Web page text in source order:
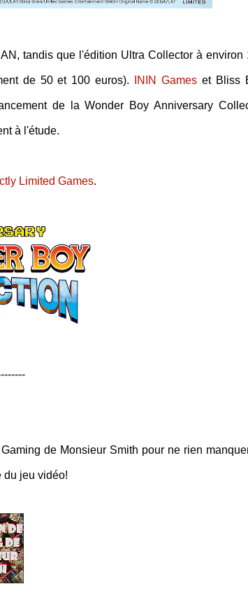
tandis que l'édition Ultra Collector à environ
de 50 et 100 euros). ININ Gameset Bliss
de la Wonder Boy Anniversary
à l'étude.
Limited Games.
de Monsieur Smith pour ne rien
du jeu vidéo!